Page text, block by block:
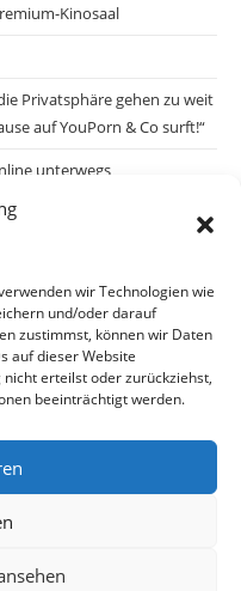
wir Technologien wie
und/oder darauf
zustimmst, können wir Daten
auf dieser Website
erteilst oder zurückziehst,
beeinträchtigt werden.
Kinosaal
Privatsphäre gehen zu weit
auf YouPorn & Co surft!“
unterwegs
nach einem Anschlag wäre